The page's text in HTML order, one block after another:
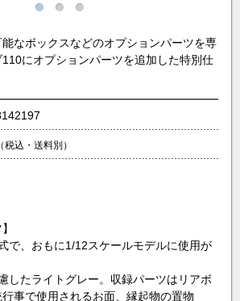
なボックスなどのオプションパーツを専
にオプションパーツを追加した特別仕
（税込・送料別）
で、おもに1/12スケールモデルに使用が
したライトグレー。収録パーツはリアボ
事で使用されるお面、縁起物の置物